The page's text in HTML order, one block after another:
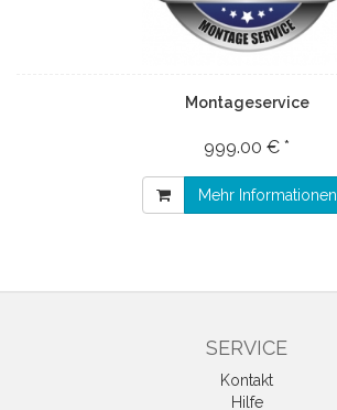
Montageservice
999.00 € *
Mehr Informationen
SERVICE
Kontakt
Hilfe